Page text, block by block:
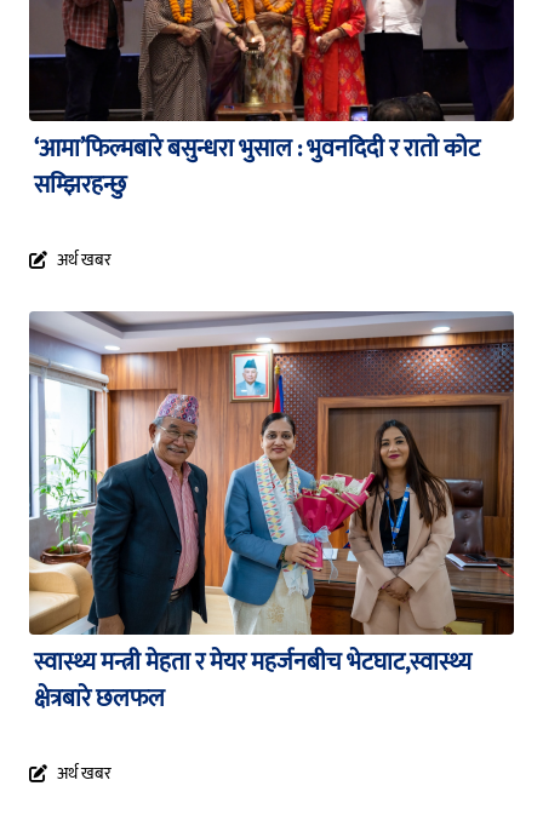
‘आमा’फिल्मबारे बसुन्धरा भुसाल : भुवनदिदी र रातो कोट
सम्झिरहन्छु
अर्थ खबर
स्वास्थ्य मन्त्री मेहता र मेयर महर्जनबीच भेटघाट,स्वास्थ्य
क्षेत्रबारे छलफल
अर्थ खबर